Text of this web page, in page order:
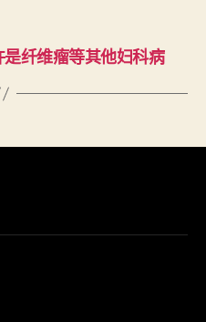
纤维瘤等其他妇科病